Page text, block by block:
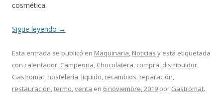
cosmética.
Sigue leyendo →
Esta entrada se publicó en Maquinaria, Noticias y está etiquetada
con calentador, Campeona, Chocolatera, compra, distribuidor,
Gastromat, hostelería, liquido, recambios, reparación,
restauración,termo,venta en 6 noviembre, 2019 por Gastromat.